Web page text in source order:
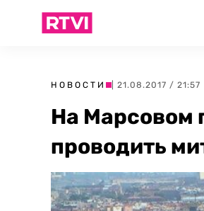
НОВОСТИ | 21.08.2017 / 21:57
На Марсовом
проводить